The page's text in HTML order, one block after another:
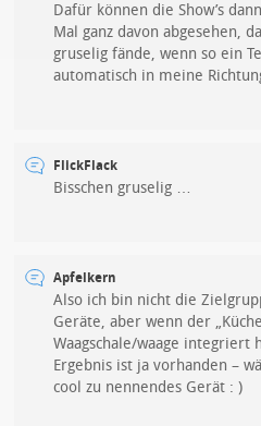
Dafür können die Show’s
Mal ganz davon abgesehen,
gruselig fände, wenn so ein
automatisch in meine
FlickFlack
Bisschen gruselig …
Apfelkern
Also ich bin nicht die
Geräte, aber wenn der
Waagschale/waage integriert
Ergebnis ist ja vorhanden –
cool zu nennendes Gerät : )